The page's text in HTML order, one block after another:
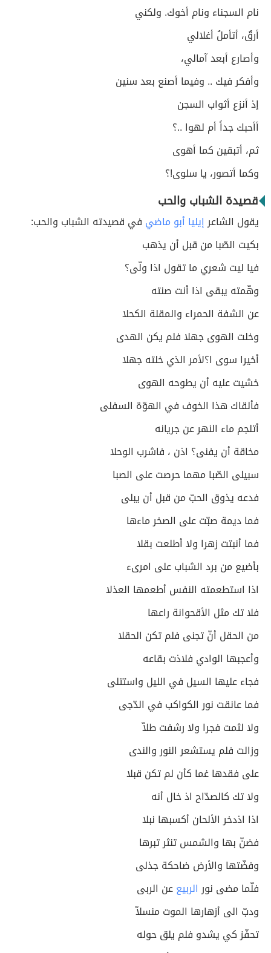
نام السجناء ونام أخوك. ولكني
أرقٌ، أتأملُ أغلالي
وأصارع أبعد آمالي،
وأفكر فيك .. وفيما أصنع بعد سنين
إذ أنزع أثواب السجن
أأحبك جداً أم لهوا ..؟
ثم، أتبقين كما أهوى
وكما أتصور، يا سلوى!؟
قصيدة الشباب والحب
يقول الشاعرإيليا أبو ماضي في قصيدته الشباب والحب:
بكيت الصّبا من قبل أن يذهب
فيا ليت شعري ما تقول اذا ولّى؟
وهّمته يبقى اذا أنت صنته
عن الشفة الحمراء والمقلة الكحلا
وخلت الهوى جهلا فلم يكن الهدى
أخيرا سوى ا؟لأمر الذي خلته جهلا
خشيت عليه أن يطوحه الهوى
فألقاك هذا الخوف في الهوّة السفلى
أتلجم ماء النهر عن جريانه
مخاقة أن يفنى؟ اذن ، فاشرب الوحلا
سبيلى الصّبا مهما حرصت على الصبا
فدعه يذوق الحبّ من قبل أن يبلى
فما ديمة صبّت على الصخر ماءها
فما أنبتت زهرا ولا أطلعت بقلا
بأضيع من برد الشباب على امرىء
اذا استطعمته النفس أطعمها العذلا
فلا تك مثل الأقحوانة راعها
من الحقل أنّ تجنى فلم تكن الحقلا
وأعجبها الوادي فلاذت بقاعه
فجاء عليها السيل في الليل واستتلى
فما عانقت نور الكواكب في الدّجى
ولا لثمت فجرا ولا رشفت طلاّ
وزالت فلم يستشعر النور والندى
على فقدها غما كأن لم تكن قبلا
ولا تك كالصدّاح اذ خال أنه
اذا اذدخر الألحان أكسبها نبلا
فضنّ بها والشمس تنثر تبرها
وفضّتها والأرض ضاحكة جذلى
فلّما مضى نورالربيععن الربى
ودبّ الى أزهارها الموت منسلاّ
تحفّز كي يشدو فلم يلق حوله